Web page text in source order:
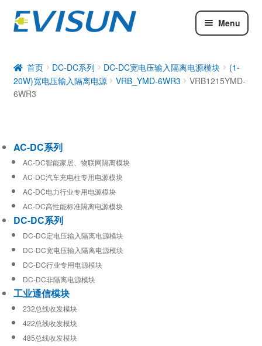
Menu
DC-DC系列
工业通信模块
首页 DC-DC系列 DC-DC宽电压输入隔离电源模块
(1-
20W)宽电压输入隔离电源
VRB_YMD-6WR3
VRB1215YMD-
6WR3
AC-DC系列
AC-DC智能家居、物联网隔离模块
AC-DC汽车充电柱专用电源模块
AC-DC电力行业专用电源模块
AC-DC高性能标准隔离电源模块
DC-DC系列
DC-DC定电压输入隔离电源模块
DC-DC宽电压输入隔离电源模块
DC-DC行业专用电源模块
DC-DC非隔离电源模块
工业通信模块
232总线收发模块
422总线收发模块
485总线收发模块